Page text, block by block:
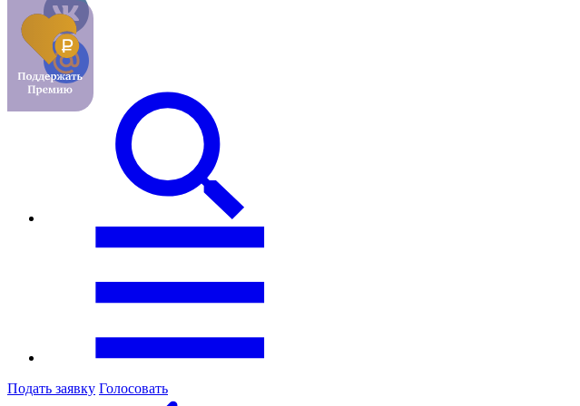
Подать заявку Голосовать